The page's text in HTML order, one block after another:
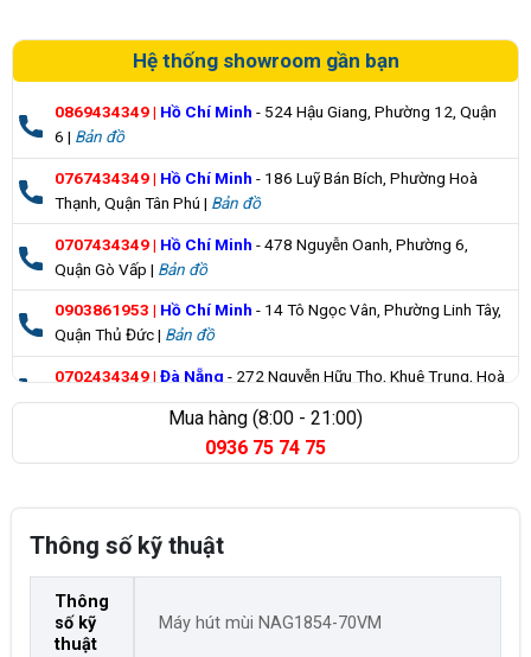
Hệ thống showroom gần bạn
0869434349| Hồ Chí Minh - 524 Hậu Giang, Phường 12, Quận
6 | Bản đồ
0767434349| Hồ Chí Minh - 186 Luỹ Bán Bích, Phường Hoà
Thạnh, Quận Tân Phú | Bản đồ
0707434349| Hồ Chí Minh - 478 Nguyễn Oanh, Phường 6,
Quận Gò Vấp | Bản đồ
0903861953 | Hồ Chí Minh - 14 Tô Ngọc Vân, Phường Linh Tây,
Quận Thủ Đức | Bản đồ
0702434349| Đà Nẵng - 272 Nguyễn Hữu Thọ, Khuê Trung, Hoà
Cường |Bản đồ
Mua hàng (8:00 - 21:00)
0936 75 74 75
Thông số kỹ thuật
Thông
số kỹ
thuật
Máy hút mùi NAG1854-70VM